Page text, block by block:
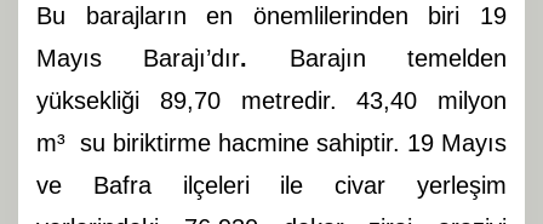
Bu barajların en önemlilerinden biri 19
Mayıs Barajı’dır. Barajın temelden
yüksekliği 89,70 metredir. 43,40 milyon
m³ su biriktirme hacmine sahiptir. 19 Mayıs
ve Bafra ilçeleri ile civar yerleşim